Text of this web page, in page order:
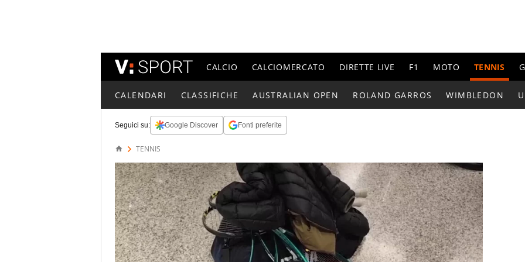
CALCIO CALCIOMERCATO DIRETTE LIVE F1 MOTO TENNIS
CALENDARI CLASSIFICHE AUSTRALIAN OPEN ROLAND GARROS WIMBLEDON
Seguici su: Google Discover Fonti preferite
TENNIS